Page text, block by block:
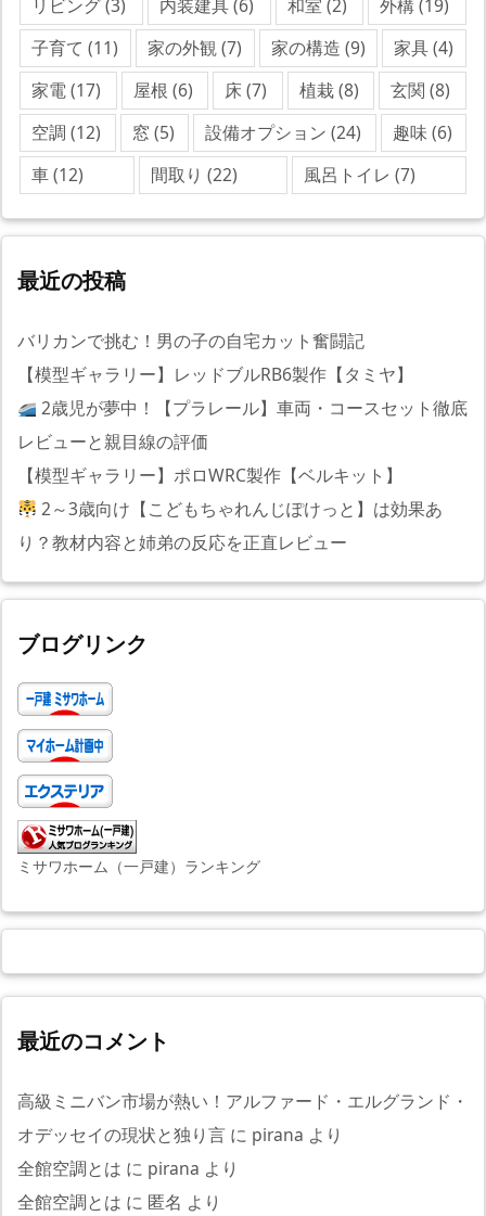
リビング(3) 内装建具(6) 和室 (2) 外構(19)
子育て (11) 家の外観(7) 家の構造 (9) 家具(4)
家電(17) 屋根 (6) 床(7) 植栽(8) 玄関 (8)
空調 (12) 窓 (5) 設備オプション (24) 趣味 (6)
車(12) 間取り (22) 風呂トイレ (7)
最近の投稿
バリカンで挑む！男の子の自宅カット奮闘記
【模型ギャラリー】レッドブルRB6製作【タミヤ】
2歳児が夢中！【プラレール】車両・コースセット徹底
レビューと親目線の評価
【模型ギャラリー】ポロWRC製作【ベルキット】
2～3歳向け【こどもちゃれんじぽけっと】は効果あ
り？教材内容と姉弟の反応を正直レビュー
ブログリンク
ミサワホーム（一戸建）ランキング
最近のコメント
高級ミニバン市場が熱い！アルファード・エルグランド・
オデッセイの現状と独り言 に pirana より
全館空調とは に pirana より
全館空調とは に 匿名 より